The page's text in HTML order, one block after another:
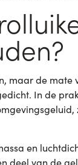
maar de
In de
en
deel van de